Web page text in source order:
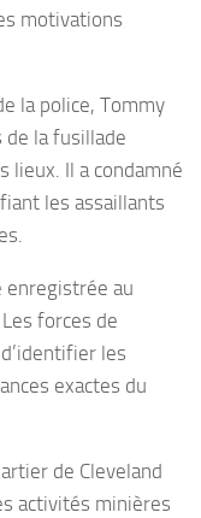
motivations
la police, Tommy
la fusillade
lieux. Il a condamné
les assaillants
enregistrée au
forces de
les
exactes du
de Cleveland
activités minières